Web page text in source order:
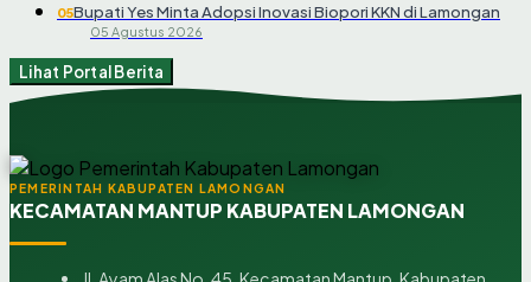
05Bupati Yes Minta Adopsi Inovasi Biopori KKN di Lamongan
05 Agustus 2026
Lihat Portal Berita
PEMERINTAH KABUPATEN LAMONGAN
KECAMATAN MANTUP KABUPATEN LAMONGAN